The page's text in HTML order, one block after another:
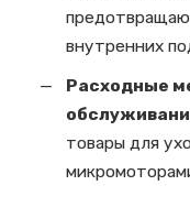
внутренних
Расходные
товары для